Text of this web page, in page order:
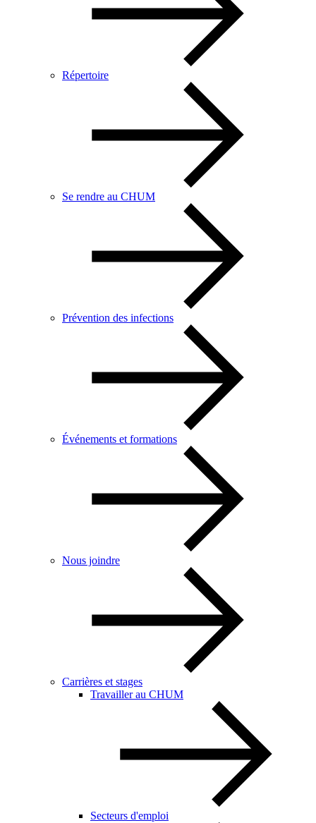
Répertoire
Se rendre au CHUM
Prévention des infections
Événements et formations
Nous joindre
Carrières et stages
Travailler au CHUM
Secteurs d'emploi